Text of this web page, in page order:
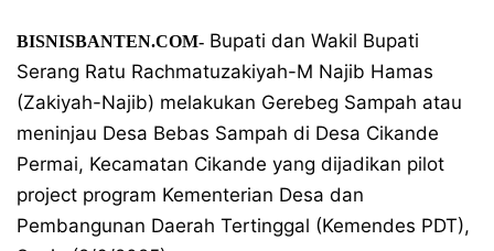
BISNISBANTEN.COM- Bupati dan Wakil Bupati
Serang Ratu Rachmatuzakiyah-M Najib Hamas
(Zakiyah-Najib) melakukan Gerebeg Sampah atau
meninjau Desa Bebas Sampah di Desa Cikande
Permai, Kecamatan Cikande yang dijadikan pilot
project program Kementerian Desa dan
Pembangunan Daerah Tertinggal (Kemendes PDT),